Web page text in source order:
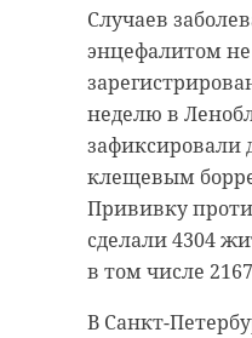
Случаев
энцефалитом не
неделю в
зафиксировали
клещевым
Прививку
сделали 4304
в том числе
В Санкт-
Радонежского в
Александр
командой
уборке
субботника
перила,
вывезен мусор
морилкой
выясняются.